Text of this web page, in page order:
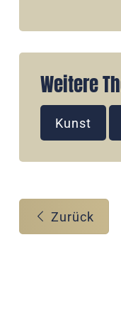
Weitere
Kunst
Zurück